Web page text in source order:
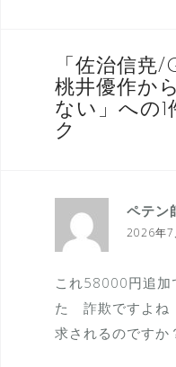
「 佐治信尭/
桃井優作か
ない 」への
ク
ペテン
2026年7
これ58000円追加
た 詐欺ですよね
求されるのです